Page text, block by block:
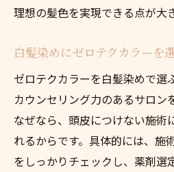
理想の髪色を実現できる点が大
白髪染めにゼロテクカラーを
ゼロテクカラーを白髪染めで選
カウンセリング力のあるサロン
なぜなら、頭皮につけない施術
れるからです。具体的には、施
をしっかりチェックし、薬剤選